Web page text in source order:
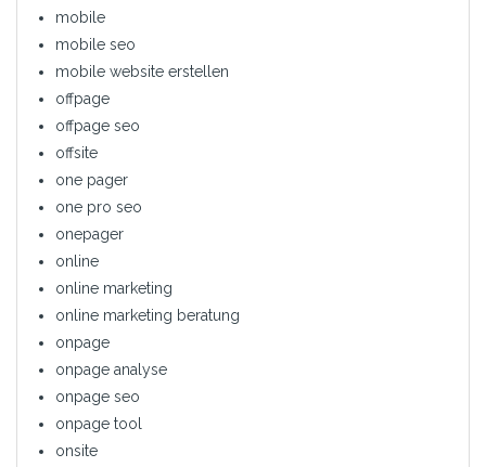
mobile
mobile seo
mobile website erstellen
offpage
offpage seo
offsite
one pager
one pro seo
onepager
online
online marketing
online marketing beratung
onpage
onpage analyse
onpage seo
onpage tool
onsite